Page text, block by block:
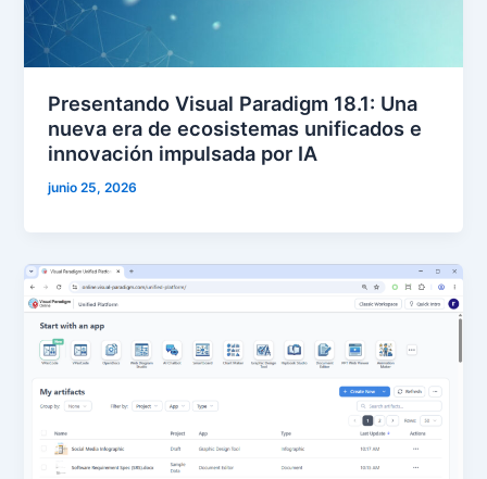
Presentando Visual Paradigm 18.1: Una
nueva era de ecosistemas unificados e
innovación impulsada por IA
junio 25, 2026